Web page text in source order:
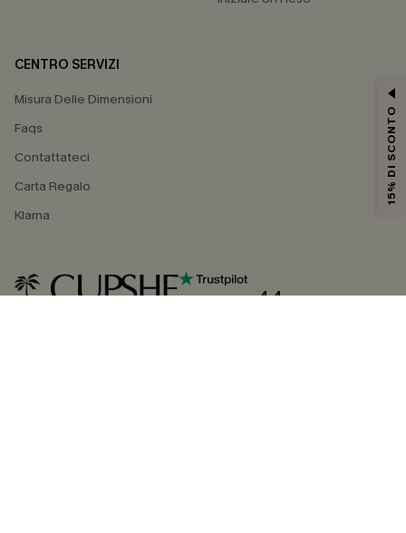
CENTRO SERVIZI
Misura Delle Dimensioni
Faqs
Contattateci
Carta Regalo
Klarna
4.4
15% DI SCONTO